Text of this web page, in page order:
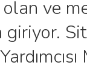
ve
giriyor.